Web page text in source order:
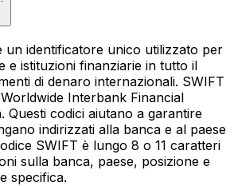
un identificatore unico utilizzato per
e istituzioni finanziarie in tutto il
di denaro internazionali. SWIFT
Interbank Financial
Questi codici aiutano a garantire
indirizzati alla banca e al paese
SWIFT è lungo 8 o 11 caratteri
sulla banca, paese, posizione e
specifica.